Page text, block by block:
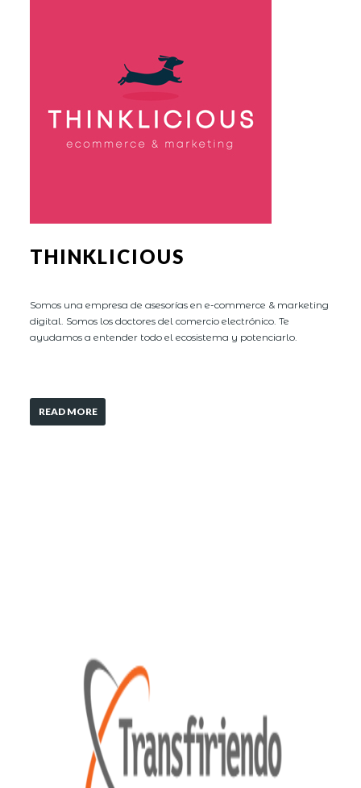
THINKLICIOUS
Somos una empresa de asesorías en e-commerce & marketing
digital. Somos los doctores del comercio electrónico. Te
ayudamos a entender todo el ecosistema y potenciarlo.
READ MORE